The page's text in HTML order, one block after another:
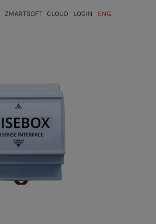
ZMARTSOFT CLOUD LOGIN ENG